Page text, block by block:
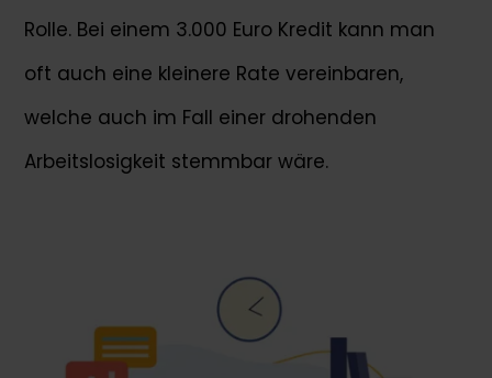
Rolle. Bei einem 3.000 Euro Kredit kann man
oft auch eine kleinere Rate vereinbaren,
welche auch im Fall einer drohenden
Arbeitslosigkeit stemmbar wäre.